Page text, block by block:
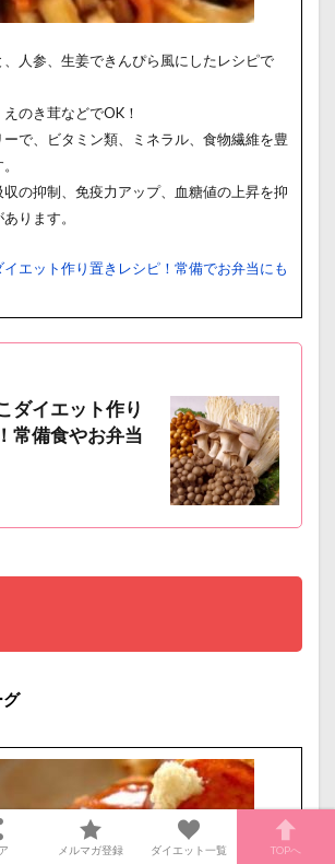
人参、生姜できんぴら風にしたレシピで
のき茸などでOK！
ーで、ビタミン類、ミネラル、食物繊維を豊
の抑制、免疫力アップ、血糖値の上昇を抑
ります。
イエット作り置きレシピ！常備でお弁当にも
ダイエット作り
常備食やお弁当
グ
メルマガ登録 ダイエット一覧 TOPへ